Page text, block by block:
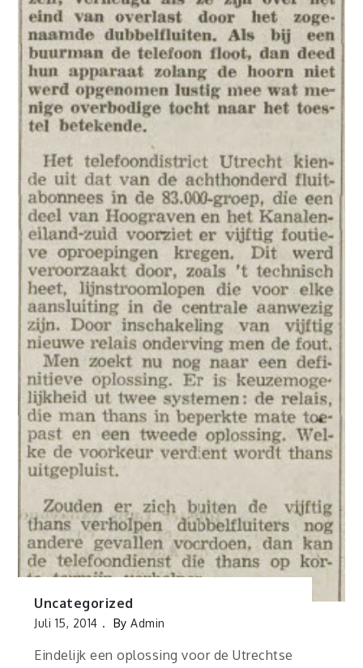
Uncategorized
Juli 15, 2014 ByAdmin
Eindelijk een oplossing voor de Utrechtse